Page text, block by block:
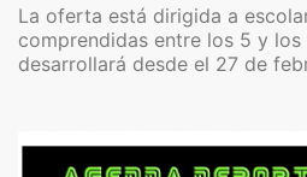
La oferta está dirigida a
comprendidas entre los 5 y los
desarrollará desde el 27 de